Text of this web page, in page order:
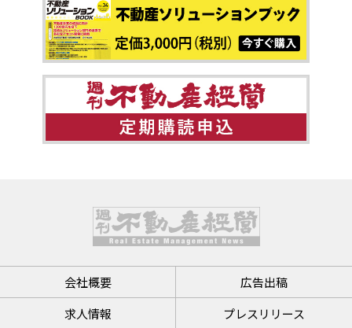
会社概要
広告出稿
求人情報
プレスリリース